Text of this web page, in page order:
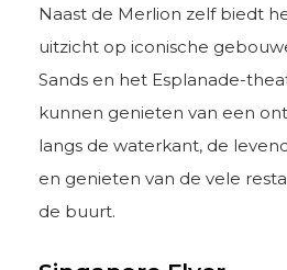
Naast de Merlion zelf biedt
uitzicht op iconische
Sands en het Esplanade-
kunnen genieten van een
langs de waterkant, de
en genieten van de vele
de buurt.